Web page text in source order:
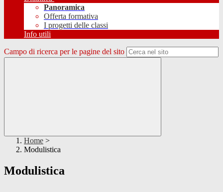
Panoramica
Offerta formativa
I progetti delle classi
Info utili
Campo di ricerca per le pagine del sito
Home >
Modulistica
Modulistica